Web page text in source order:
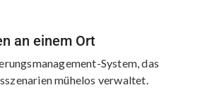
an einem Ort
System, das
mühelos verwaltet.